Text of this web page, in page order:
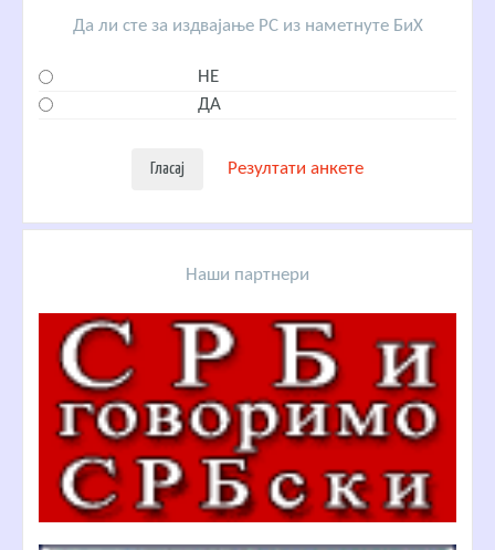
Да ли сте за издвајање РС из наметнуте БиХ
НЕ
ДА
Резултати анкете
Наши партнери